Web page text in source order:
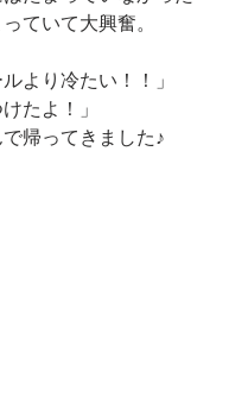
ていて大興奮。
より冷たい！！」
たよ！」
帰ってきました♪